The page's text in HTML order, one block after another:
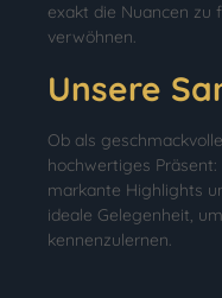
exakt die Nuancen zu
verwöhnen.
Unsere
Ob als
hochwertiges
markante Highlights
ideale Gelegenheit,
kennenzulernen.